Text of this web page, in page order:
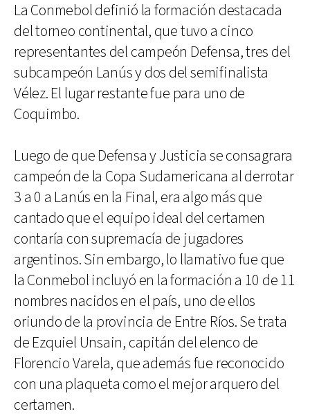
La Conmebol definió la formación destacada
del torneo continental, que tuvo a cinco
representantes del campeón Defensa, tres del
subcampeón Lanús y dos del semifinalista
Vélez. El lugar restante fue para uno de
Coquimbo.
Luego de que Defensa y Justicia se consagrara
campeón de la Copa Sudamericana al derrotar
3 a 0 a Lanús en la Final, era algo más que
cantado que el equipo ideal del certamen
contaría con supremacía de jugadores
argentinos. Sin embargo, lo llamativo fue que
la Conmebol incluyó en la formación a 10 de 11
nombres nacidos en el país, uno de ellos
oriundo de la provincia de Entre Ríos. Se trata
de Ezquiel Unsain, capitán del elenco de
Florencio Varela, que además fue reconocido
con una plaqueta como el mejor arquero del
certamen.